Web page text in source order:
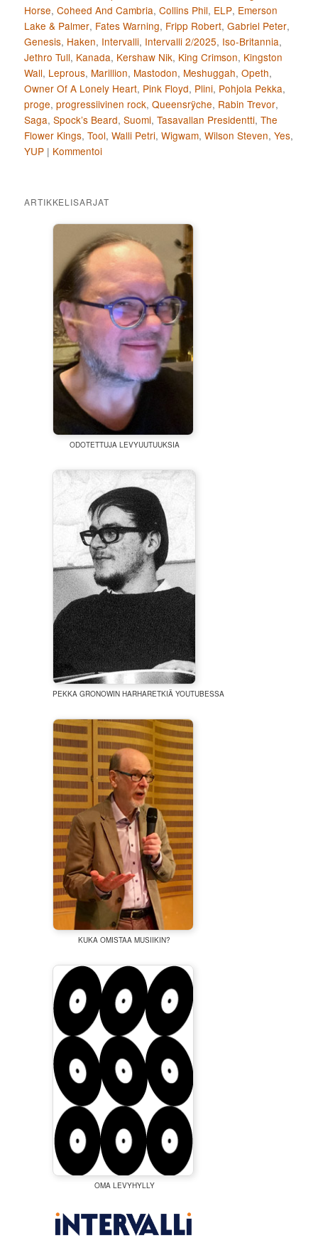
Horse,Coheed And Cambria,Collins Phil, ELP, Emerson
Lake & Palmer, Fates Warning, Fripp Robert,Gabriel Peter,
Genesis, Haken, Intervalli, Intervalli 2/2025, Iso-Britannia,
Jethro Tull, Kanada, Kershaw Nik, King Crimson, Kingston
Wall, Leprous, Marillion, Mastodon, Meshuggah,Opeth,
Owner Of A Lonely Heart, Pink Floyd, Plini, Pohjola Pekka,
proge,progressiivinen rock,Queensrÿche, Rabin Trevor,
Saga,Spock’s Beard,Suomi,Tasavallan Presidentti,The
Flower Kings,Tool,Walli Petri,Wigwam,Wilson Steven,Yes,
YUP | Kommentoi
ARTIKKELISARJAT
ODOTETTUJA LEVYUUTUUKSIA
PEKKA GRONOWIN HARHARETKIÄ YOUTUBESSA
KUKA OMISTAA MUSIIKIN?
OMA LEVYHYLLY